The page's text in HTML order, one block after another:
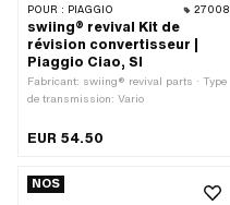
POUR : PIAGGIO 27008
swiing® revival Kit de
révision convertisseur |
Piaggio Ciao, SI
Fabricant: swiing® revival parts · Type
de transmission: Vario
EUR 54.50
NOS